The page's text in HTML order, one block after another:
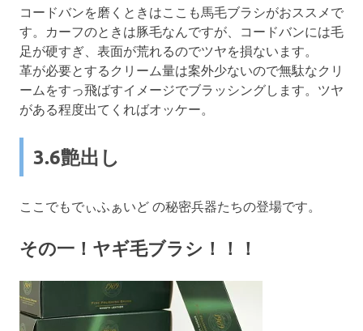
コードバンを磨くときはここも馬毛ブラシがおススメで
す。カーフのときは豚毛なんですが、コードバンには毛
足が硬すぎ、表面が荒れるのでツヤを損ないます。
革が必要とするクリーム量は案外少ないので無駄なクリ
ームをすっ飛ばすイメージでブラッシングします。ツヤ
がある程度出てくればオッケー。
3.6艶出し
ここでもでぃふぁいど の秘密兵器たちの登場です。
その一！ヤギ毛ブラシ！！！